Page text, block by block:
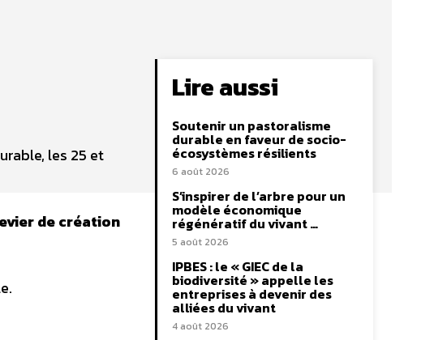
les 25 et
de création
Lire aussi
Soutenir un pastoralisme
durable en faveur de socio-
écosystèmes résilients
6 août 2026
S’inspirer de l’arbre pour un
modèle économique
régénératif du vivant …
5 août 2026
IPBES : le « GIEC de la
biodiversité » appelle les
entreprises à devenir des
alliées du vivant
4 août 2026